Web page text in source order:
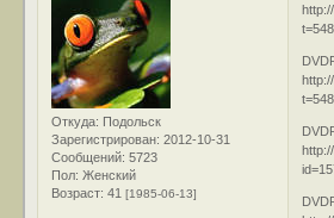
Откуда: Подольск
Зарегистрирован: 2012-10-31
Сообщений: 5723
Пол: Женский
Возраст: 41[1985-06-13]